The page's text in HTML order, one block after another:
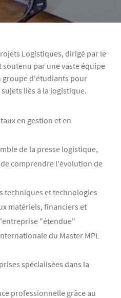
Logistiques, dirigé par le
soutenu par une vaste équipe
groupe d'étudiants pour
liés à la logistique.
en gestion et en
de la presse logistique,
comprendre l'évolution de
techniques et technologies
matériels, financiers et
"étendue"
du Master MPL
spécialisées dans la
professionnelle grâce au